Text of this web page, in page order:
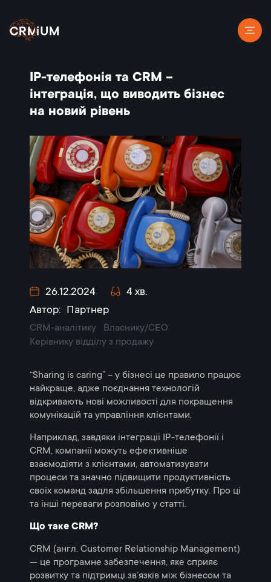
IP-телефонія та CRM –
інтеграція, що виводить бізнес
на новий рівень
26.12.2024
4 хв.
Автор: Партнер
CRM-аналітику
Власнику/CEO
Керівнику відділу з продажу
“Sharing is caring” – у бізнесі це правило працює
найкраще, адже поєднання технологій
відкривають нові можливості для покращення
комунікацій та управління клієнтами.
Наприклад, завдяки інтеграції IP-телефонії і
CRM, компанії можуть ефективніше
взаємодіяти з клієнтами, автоматизувати
процеси та значно підвищити продуктивність
своїх команд задля збільшення прибутку. Про ці
та інші переваги розповімо у статті.
Що таке CRM?
CRM (англ. Customer Relationship Management)
— це програмне забезпечення, яке сприяє
розвитку та підтримці зв’язків між бізнесом та